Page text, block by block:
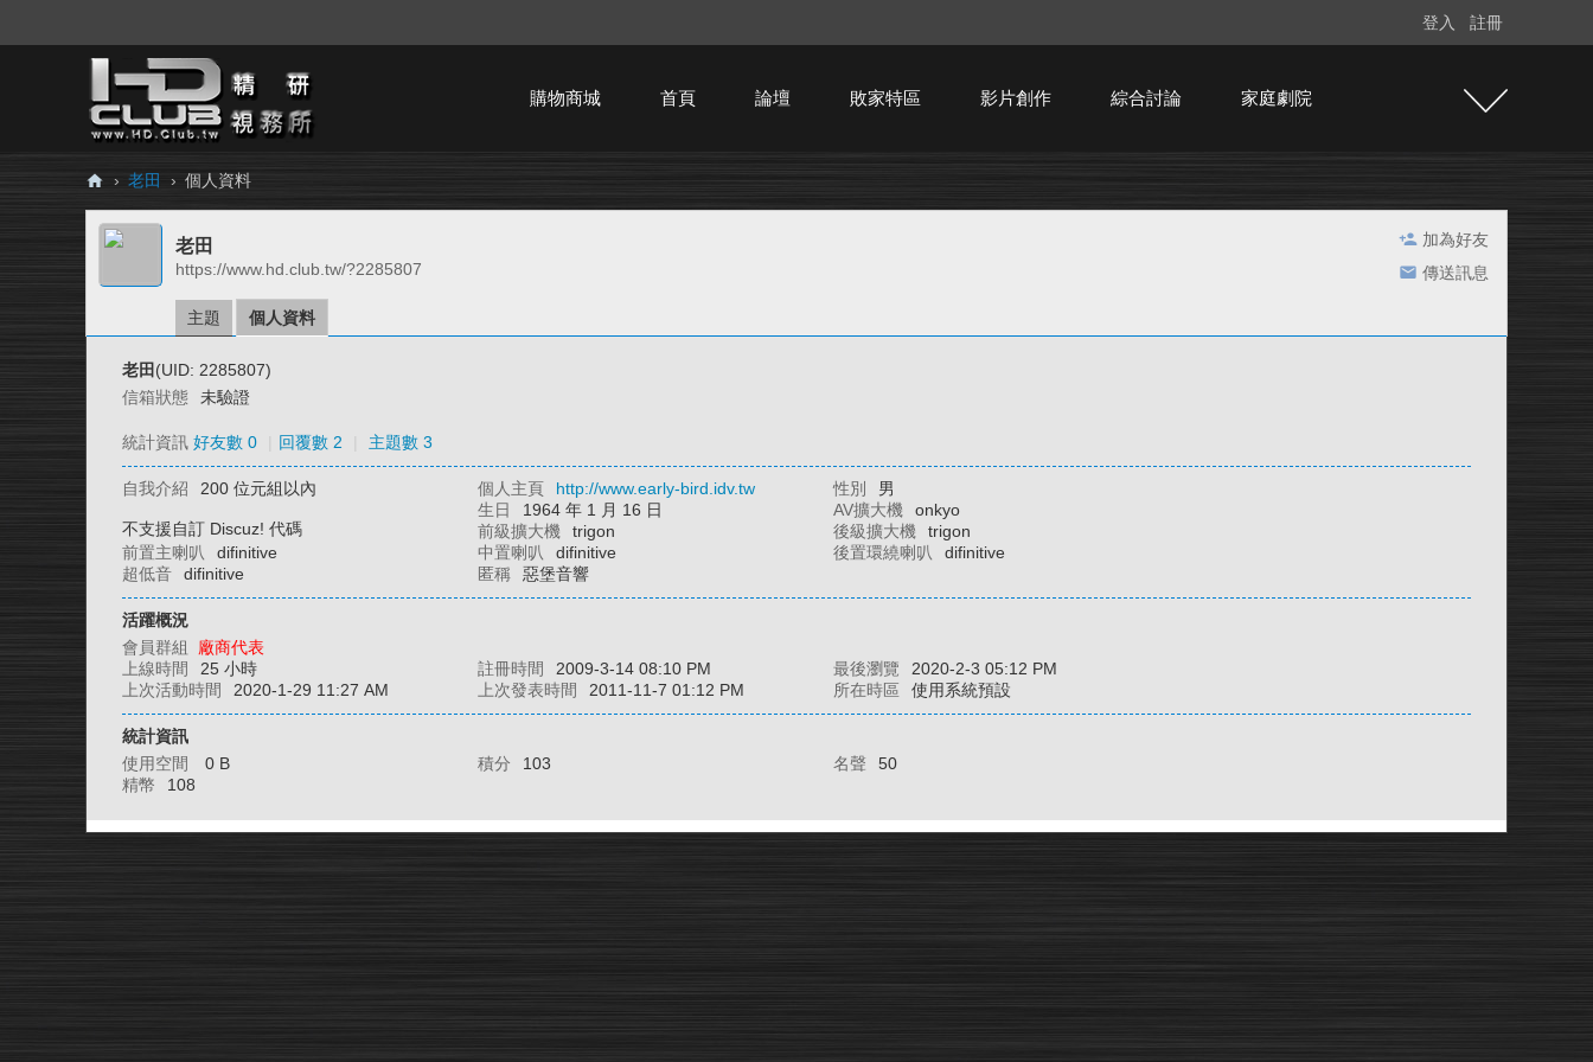
登入 註冊
購物商城 首頁 論壇 敗家特區 影片創作 綜合討論 家庭劇院
H
Cl
› 老田 › 個人資料
加為好友
傳送訊息
老田
https://www.hd.club.tw/?2285807
主題 個人資料
老田 (UID: 2285807)
信箱狀態
未驗證
統計資訊 好友數 0 回覆數 2 主題數 3
自我介紹 200 位元組以內
不支援自訂 Discuz! 代碼
個人主頁 http://www.early-bird.idv.tw 性別
男
生日
1964 年 1 月 16 日 AV擴大機
onkyo
前級擴大機
trigon 後級擴大機
trigon
前置主喇叭
difinitive 中置喇叭 difinitive 後置環繞喇叭
difinitive
超低音
difinitive 匿稱 惡堡音響
活躍概況
會員群組 廠商代表
上線時間
25 小時 註冊時間 2009-3-14 08:10 PM 最後瀏覽
2020-2-3 05:12 PM
上次活動時間
2020-1-29 11:27 AM 上次發表時間 2011-11-7 01:12 PM 所在時區 使用系統預設
統計資訊
使用空間
0 B 積分 103 名聲
50
精幣
108